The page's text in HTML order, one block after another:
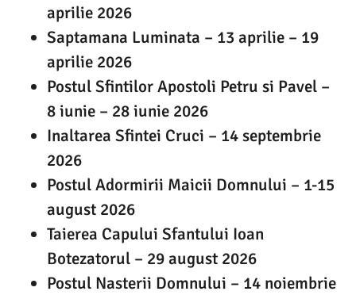
aprilie 2026
Saptamana Luminata – 13 aprilie – 19
aprilie 2026
Postul Sfintilor Apostoli Petru si Pavel –
8 iunie – 28 iunie 2026
Inaltarea Sfintei Cruci – 14 septembrie
2026
Postul Adormirii Maicii Domnului – 1-15
august 2026
Taierea Capului Sfantului Ioan
Botezatorul – 29 august 2026
Postul Nasterii Domnului – 14 noiembrie